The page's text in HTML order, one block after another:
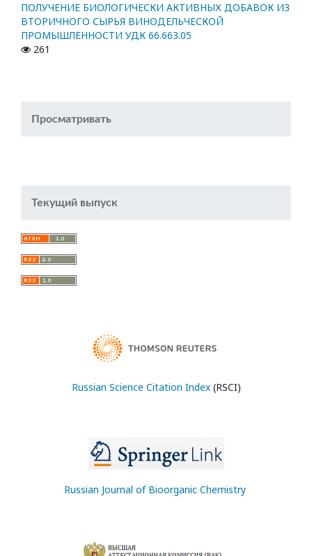
ПОЛУЧЕНИЕ БИОЛОГИЧЕСКИ АКТИВНЫХ ДОБАВОК ИЗ
ВТОРИЧНОГО СЫРЬЯ ВИНОДЕЛЬЧЕСКОЙ
ПРОМЫШЛЕННОСТИ УДК 66.663.05
261
Просматривать
Текущий выпуск
Russian Science Citation Index(RSCI)
Russian Journal of Bioorganic Chemistry